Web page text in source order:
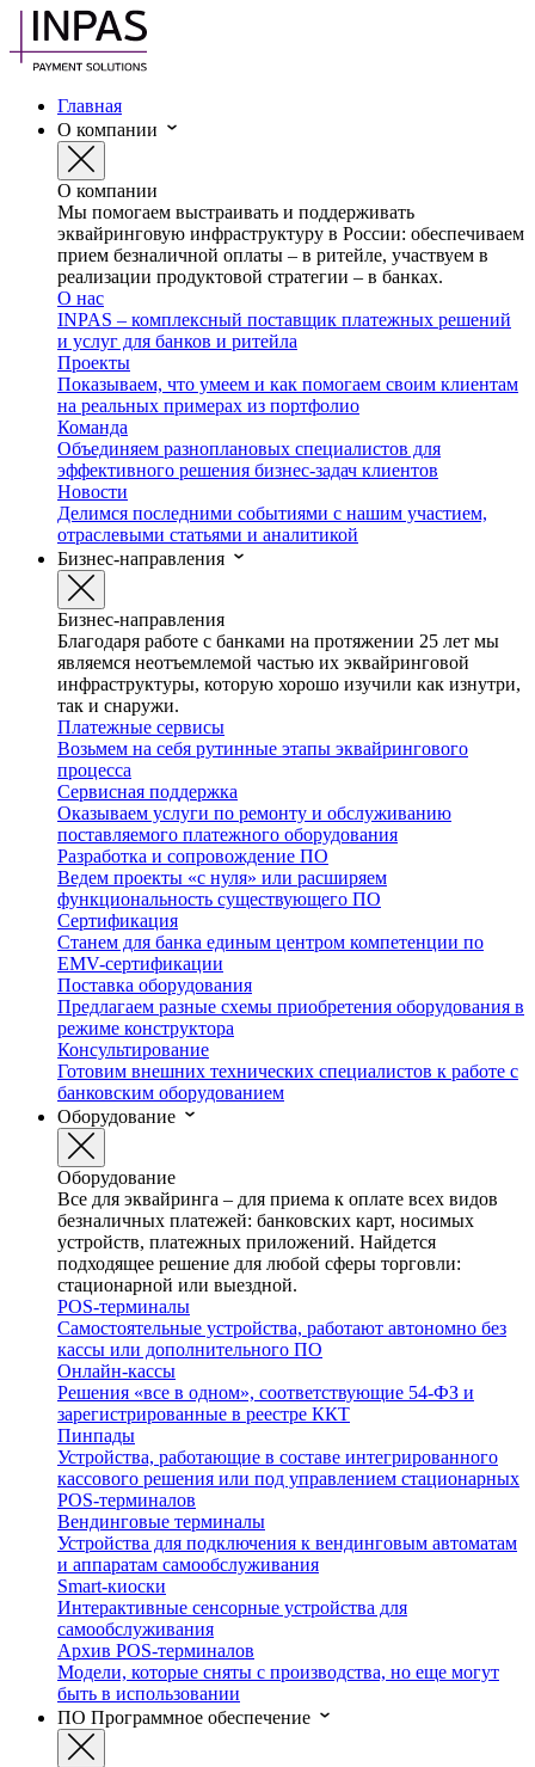
Главная
О компании
О компании
Мы помогаем выстраивать и поддерживать
эквайринговую инфраструктуру в России: обеспечиваем
прием безналичной оплаты – в ритейле, участвуем в
реализации продуктовой стратегии – в банках.
О нас
INPAS – комплексный поставщик платежных решений
и услуг для банков и ритейла
Проекты
Показываем, что умеем и как помогаем своим клиентам
на реальных примерах из портфолио
Команда
Объединяем разноплановых специалистов для
эффективного решения бизнес-задач клиентов
Новости
Делимся последними событиями с нашим участием,
отраслевыми статьями и аналитикой
Бизнес-направления
Бизнес-направления
Благодаря работе с банками на протяжении 25 лет мы
являемся неотъемлемой частью их эквайринговой
инфраструктуры, которую хорошо изучили как изнутри,
так и снаружи.
Платежные сервисы
Возьмем на себя рутинные этапы эквайрингового
процесса
Сервисная поддержка
Оказываем услуги по ремонту и обслуживанию
поставляемого платежного оборудования
Разработка и сопровождение ПО
Ведем проекты «с нуля» или расширяем
функциональность существующего ПО
Сертификация
Станем для банка единым центром компетенции по
EMV-сертификации
Поставка оборудования
Предлагаем разные схемы приобретения оборудования в
режиме конструктора
Консультирование
Готовим внешних технических специалистов к работе с
банковским оборудованием
Оборудование
Оборудование
Все для эквайринга – для приема к оплате всех видов
безналичных платежей: банковских карт, носимых
устройств, платежных приложений. Найдется
подходящее решение для любой сферы торговли:
стационарной или выездной.
POS-терминалы
Самостоятельные устройства, работают автономно без
кассы или дополнительного ПО
Онлайн-кассы
Решения «все в одном», соответствующие 54-ФЗ и
зарегистрированные в реестре ККТ
Пинпады
Устройства, работающие в составе интегрированного
кассового решения или под управлением стационарных
POS-терминалов
Вендинговые терминалы
Устройства для подключения к вендинговым автоматам
и аппаратам самообслуживания
Smart-киоски
Интерактивные сенсорные устройства для
самообслуживания
Архив POS-терминалов
Модели, которые сняты с производства, но еще могут
быть в использовании
ПО Программное обеспечение